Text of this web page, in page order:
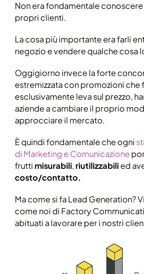
Non era fondamentale
propri clienti.
La cosa più importante era farli
negozio e vendere qualche cosa
Oggigiorno invece la forte
estremizzata con promozioni che
esclusivamente leva sul prezzo,
aziende a cambiare il proprio
approcciare il mercato.
È quindi fondamentale che ogni
di Marketing e Comunicazione
frutti misurabili, riutilizzabilied
costo/contatto.
Ma come si fa Lead Generation?
come noi di Factory
abituati a lavorare per i nostri